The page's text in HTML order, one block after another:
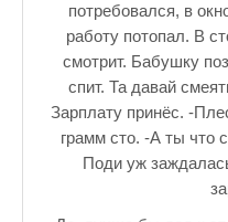
потребовался, в
работу потопал. В
смотрит. Бабушку
спит. Та давай
Зарплату принёс. -
грамм сто. -А ты что
Поди уж